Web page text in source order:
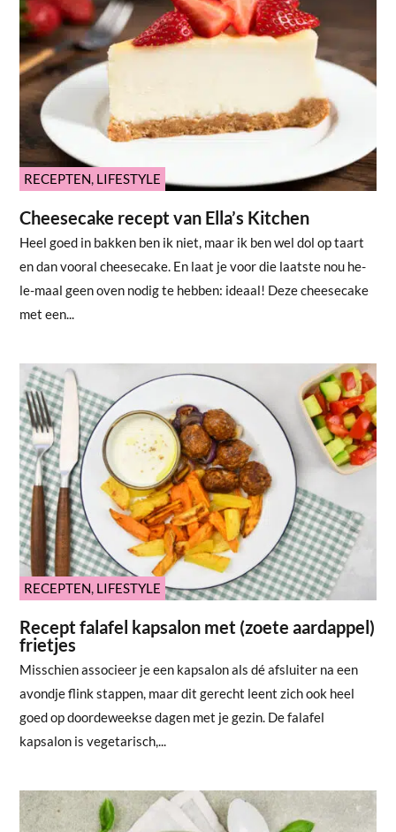
RECEPTEN LIFESTYLE
Cheesecake recept van Ella’s Kitchen
Heel goed in bakken ben ik niet, maar ik ben wel dol op taart
en dan vooral cheesecake. En laat je voor die laatste nou he-
le-maal geen oven nodig te hebben: ideaal! Deze cheesecake
met een...
RECEPTEN, LIFESTYLE
Recept falafel kapsalon met (zoete aardappel)
frietjes
Misschien associeer je een kapsalon als dé afsluiter na een
avondje flink stappen, maar dit gerecht leent zich ook heel
goed op doordeweekse dagen met je gezin. De falafel
kapsalon is vegetarisch,...